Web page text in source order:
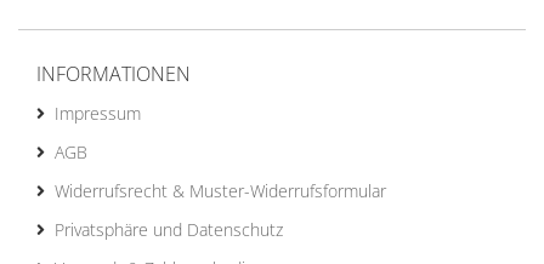
INFORMATIONEN
Impressum
AGB
Widerrufsrecht & Muster-Widerrufsformular
Privatsphäre und Datenschutz